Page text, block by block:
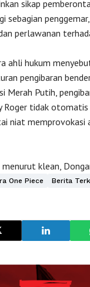
sikap
sebagian
perlawanan
ahli hukum
pengibaran
Merah Putih,
Roger tidak
niat memprovokasi
klean,
One Piece Berita